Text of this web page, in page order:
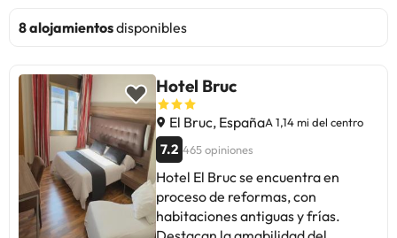
8 alojamientosdisponibles
Hotel Bruc
El Bruc, EspañaA 1,14 mi del centro
7.2 465 opiniones
Hotel El Bruc se encuentra en
proceso de reformas, con
habitaciones antiguas y frías.